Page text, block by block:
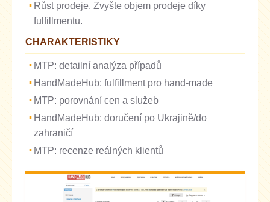
Růst prodeje. Zvyšte objem prodeje díky
fulfillmentu.
CHARAKTERISTIKY
MTP: detailní analýza případů
HandMadeHub: fulfillment pro hand-made
MTP: porovnání cen a služeb
HandMadeHub: doručení po Ukrajině/do
zahraničí
MTP: recenze reálných klientů